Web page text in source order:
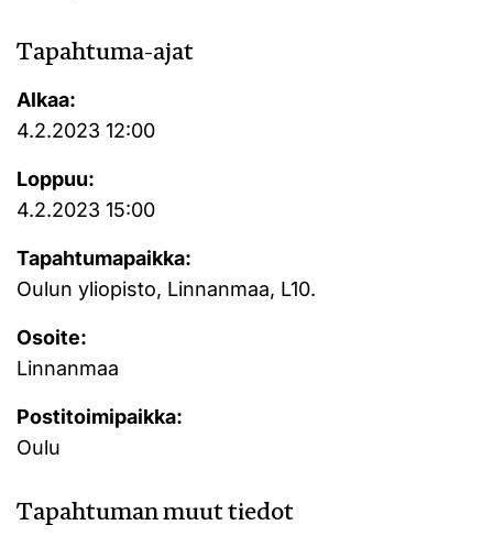
Tapahtuma-ajat
Alkaa:
4.2.2023 12:00
Loppuu:
4.2.2023 15:00
Tapahtumapaikka:
Oulun yliopisto, Linnanmaa, L10.
Osoite:
Linnanmaa
Postitoimipaikka:
Oulu
Tapahtuman muut tiedot